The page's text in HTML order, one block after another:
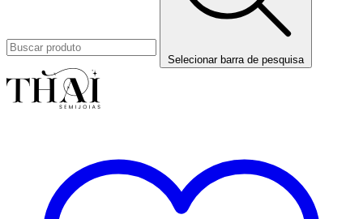
Selecionar barra de pesquisa